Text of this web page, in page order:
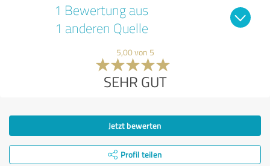
1 Bewertung aus
1 anderen Quelle
5,00 von 5
SEHR GUT
Jetzt bewerten
Profil teilen